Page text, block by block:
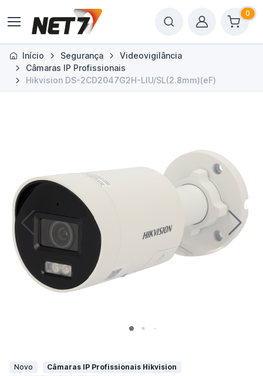
0
Início Segurança
Videovigilância
Câmaras IP Profissionais
Hikvision DS-2CD2047G2H-LIU/SL(2.8mm)(eF)
Novo
Câmaras IP Profissionais Hikvision